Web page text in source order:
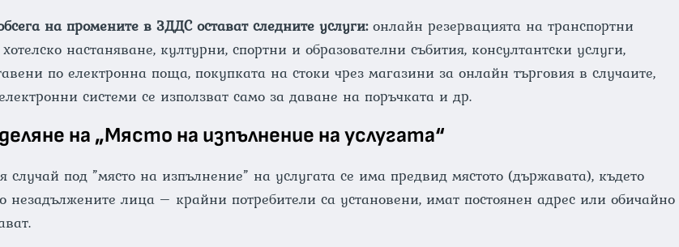
на промените в ЗДДС остават следните услуги:онлайн резервацията на транспортни
настаняване, културни, спортни и образователни събития, консултантски услуги,
по електронна поща, покупката на стоки чрез магазини за онлайн търговия в случаите,
системи се използват само за даване на поръчката и др.
на „Място на изпълнение на услугата“
случай под ”място на изпълнение” на услугата се има предвид мястото (държавата), където
незадължените лица – крайни потребители са установени, имат постоянен адрес или обичайно